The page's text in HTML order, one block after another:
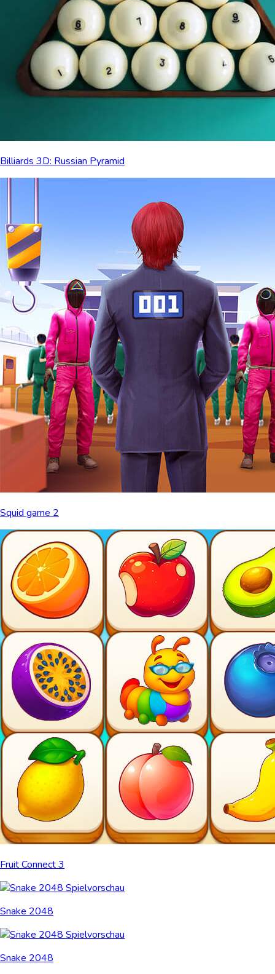
Billiards 3D: Russian Pyramid
Squid game 2
Fruit Connect 3
Snake 2048
Snake 2048